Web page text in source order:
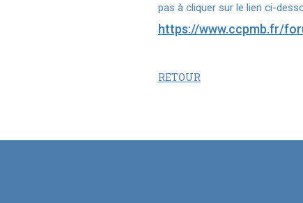
pas à cliquer sur le lien ci-
https://www.ccpmb.fr/
RETOUR